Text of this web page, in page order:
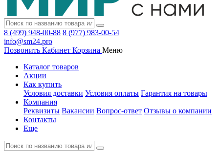
8 (499) 948-00-88 8 (977) 983-00-54
info@sm24.pro
Позвонить Кабинет Корзина Меню
Каталог товаров
Акции
Как купить
Условия доставки Условия оплаты Гарантия на товары
Компания
Реквизиты Вакансии Вопрос-ответ Отзывы о компании
Контакты
Еще